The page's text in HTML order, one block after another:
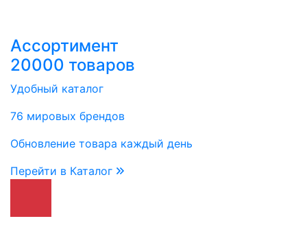
Ассортимент
20000 товаров
Удобный каталог
76 мировых брендов
Обновление товара каждый день
Перейти в Каталог